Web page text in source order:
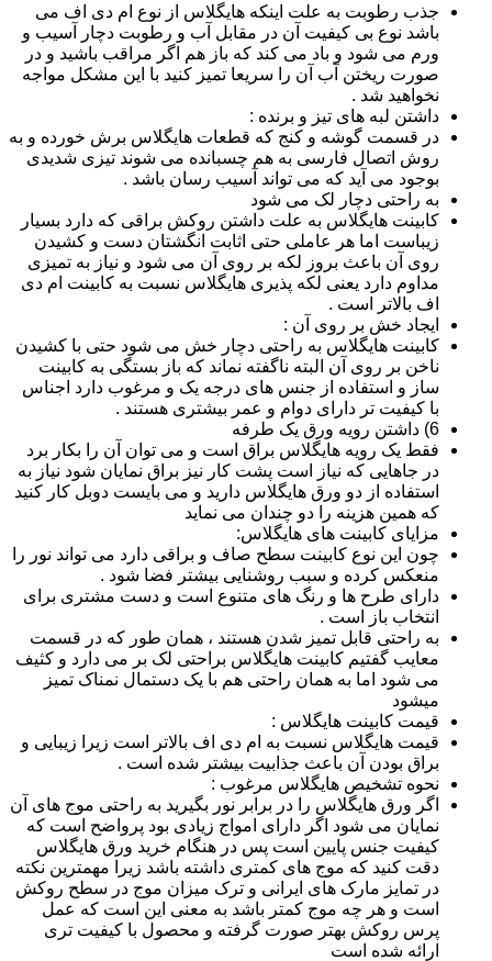
جذب رطوبت به علت اینکه هایگلاس از نوع ام دی اف می
باشد نوع بی کیفیت آن در مقابل آب و رطوبت دچار آسیب و
ورم می شود و باد می کند که باز هم اگر مراقب باشید و در
صورت ریختن آب آن را سریعا تمیز کنید با این مشکل مواجه
نخواهید شد .
داشتن لبه های تیز و برنده :
در قسمت گوشه و کنج که قطعات هایگلاس برش خورده و به
روش اتصال فارسی به هم چسبانده می شوند تیزی شدیدی
بوجود می آید که می تواند آسیب رسان باشد .
به راحتی دچار لک می شود
کابینت هایگلاس به علت داشتن روکش براقی که دارد بسیار
زیباست اما هر عاملی حتی اثابت انگشتان دست و کشیدن
روی آن باعث بروز لکه بر روی آن می شود و نیاز به تمیزی
مداوم دارد یعنی لکه پذیری هایگلاس نسبت به کابینت ام دی
اف بالاتر است .
ایجاد خش بر روی آن :
کابینت هایگلاس به راحتی دچار خش می شود حتی با کشیدن
ناخن بر روی آن البته ناگفته نماند که باز بستگی به کابینت
ساز و استفاده از جنس های درجه یک و مرغوب دارد اجناس
با کیفیت تر دارای دوام و عمر بیشتری هستند .
6) داشتن رویه ورق یک طرفه
فقط یک رویه هایگلاس براق است و می توان آن را بکار برد
در جاهایی که نیاز است پشت کار نیز براق نمایان شود نیاز به
استفاده از دو ورق هایگلاس دارید و می بایست دوبل کار کنید
که همین هزینه را دو چندان می نماید
مزایای کابینت های هایگلاس:
چون این نوع کابینت سطح صاف و براقی دارد می تواند نور را
منعکس کرده و سبب روشنایی بیشتر فضا شود .
دارای طرح ها و رنگ های متنوع است و دست مشتری برای
انتخاب باز است .
به راحتی قابل تمیز شدن هستند ، همان طور که در قسمت
معایب گفتیم کابینت هایگلاس براحتی لک بر می دارد و کثیف
می شود اما به همان راحتی هم با یک دستمال نمناک تمیز
میشود
قیمت کابینت هایگلاس :
قیمت هایگلاس نسبت به ام دی اف بالاتر است زیرا زیبایی و
براق بودن آن باعث جذابیت بیشتر شده است .
نحوه تشخیص هایگلاس مرغوب :
اگر ورق هایگلاس را در برابر نور بگیرید به راحتی موج های آن
نمایان می شود اگر دارای امواج زیادی بود پرواضح است که
کیفیت جنس پایین است پس در هنگام خرید ورق هایگلاس
دقت کنید که موج های کمتری داشته باشد زیرا مهمترین نکته
در تمایز مارک های ایرانی و ترک میزان موج در سطح روکش
است و هر چه موج کمتر باشد به معنی این است که عمل
پرس روکش بهتر صورت گرفته و محصول با کیفیت تری
ارائه شده است